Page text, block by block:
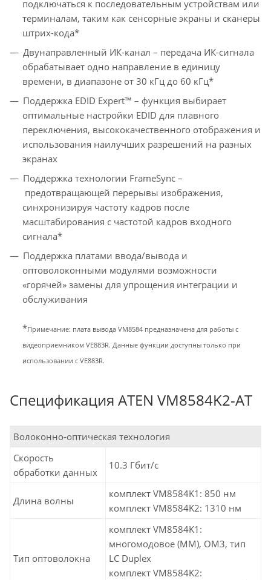
подключаться к последовательным устройствам или
терминалам, таким как сенсорные экраны и сканеры
штрих-кода*
Двунаправленный ИК-канал – передача ИК-сигнала
обрабатывает одно направление в единицу
времени, в диапазоне от 30 кГц до 60 кГц*
Поддержка EDID Expert™ – функция выбирает
оптимальные настройки EDID для плавного
переключения, высококачественного отображения и
использования наилучших разрешений на разных
экранах
Поддержка технологии FrameSync –
предотвращающей перерывы изображения,
синхронизируя частоту кадров после
масштабирования с частотой кадров входного
сигнала*
Поддержка платами ввода/вывода и
оптоволоконными модулями возможности
«горячей» замены для упрощения интеграции и
обслуживания
*Примечание: плата вывода VM8584 предназначена для работы с
видеоприемником VE883R. Данные функции доступны только при
использовании с VE883R.
Спецификация ATEN VM8584K2-AT
Волоконно-оптическая технология
Скорость
обработки данных
10.3 Гбит/с
Длина волны
комплект VM8584K1: 850 нм
комплект VM8584K2: 1310 нм
Тип оптоволокна
комплект VM8584K1:
многомодовое (MM), OM3, тип
LC Duplex
комплект VM8584K2: